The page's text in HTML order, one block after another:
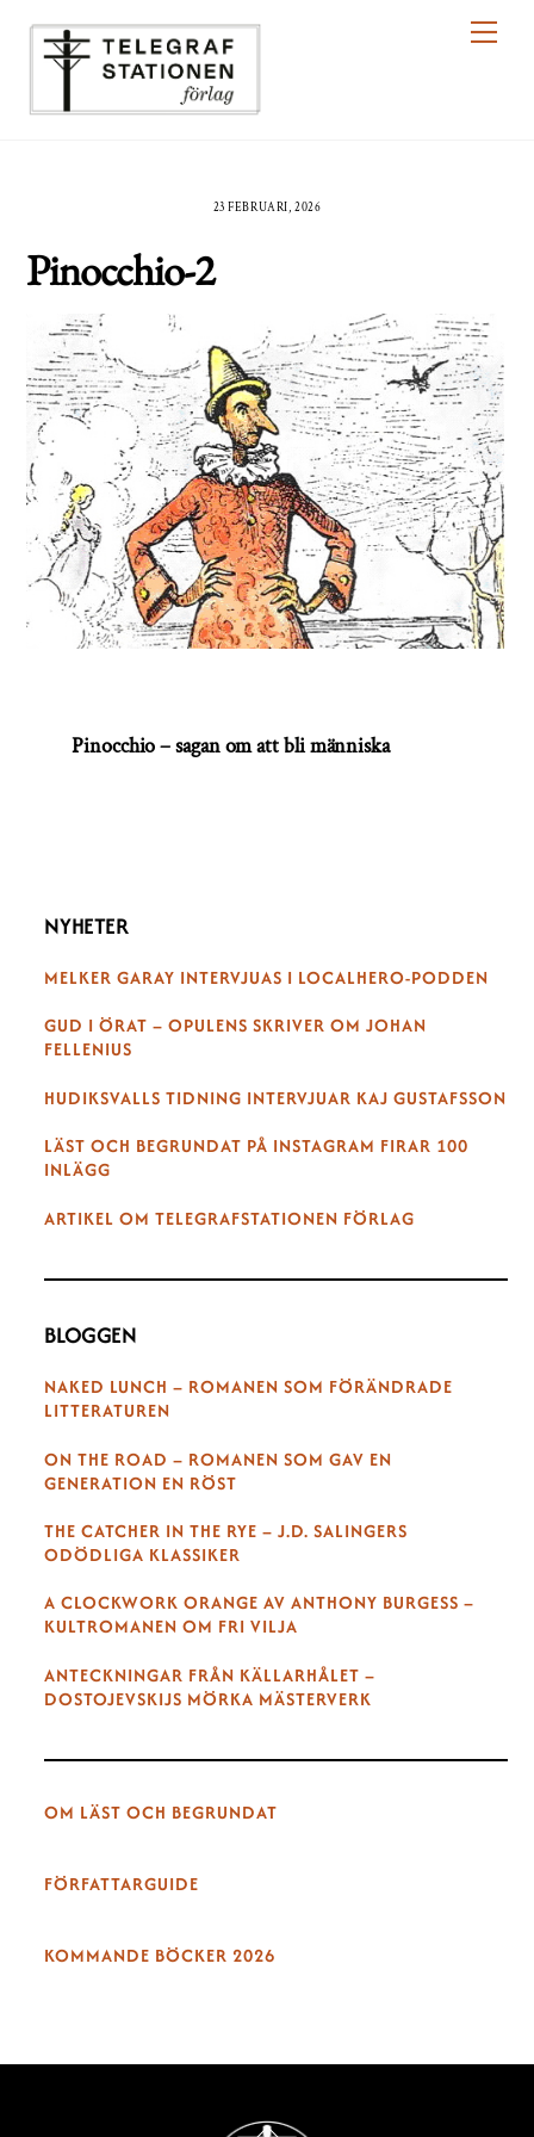
23 FEBRUARI, 2026
Pinocchio-2
Pinocchio – sagan om att bli människa
NYHETER
MELKER GARAY INTERVJUAS I LOCALHERO-PODDEN
GUD I ÖRAT – OPULENS SKRIVER OM JOHAN
FELLENIUS
HUDIKSVALLS TIDNING INTERVJUAR KAJ GUSTAFSSON
LÄST OCH BEGRUNDAT PÅ INSTAGRAM FIRAR 100
INLÄGG
ARTIKEL OM TELEGRAFSTATIONEN FÖRLAG
BLOGGEN
NAKED LUNCH – ROMANEN SOM FÖRÄNDRADE
LITTERATUREN
ON THE ROAD – ROMANEN SOM GAV EN
GENERATION EN RÖST
THE CATCHER IN THE RYE – J.D. SALINGERS
ODÖDLIGA KLASSIKER
A CLOCKWORK ORANGE AV ANTHONY BURGESS –
KULTROMANEN OM FRI VILJA
ANTECKNINGAR FRÅN KÄLLARHÅLET –
DOSTOJEVSKIJS MÖRKA MÄSTERVERK
OM LÄST OCH BEGRUNDAT
FÖRFATTARGUIDE
KOMMANDE BÖCKER 2026
Back